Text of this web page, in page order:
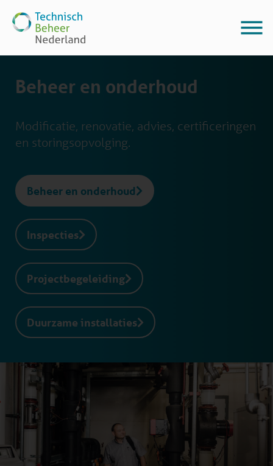
Beheer en onderhoud
Modificatie, renovatie, advies, certificeringen
en storingsopvolging.
Beheer en onderhoud
Inspecties
Projectbegeleiding
Duurzame installaties